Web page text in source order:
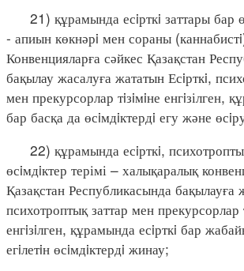
21) құрамында есiрткi заттары бар
- апиын көкнәрi мен сораны
Конвенцияларға сәйкес Қазақстан
бақылау жасалуға жататын Есiрткi,
мен прекурсорлар тiзiмiне енгiзілген,
бар басқа да өсiмдiктердi егу және
22) құрамында есiрткi,
өсiмдiктер терімі – халықаралық
Қазақстан Республикасында бақылауға
психотроптық заттар мен прекурсорлар
енгiзiлген, құрамында есiрткi бар
егiлетiн өсiмдiктердi жинау;